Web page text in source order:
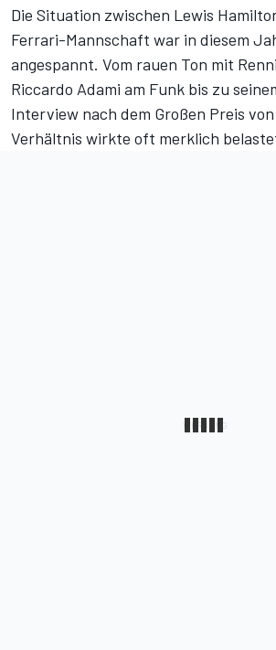
Die Situation zwischen Lewis
Ferrari-Mannschaft war in diesem
angespannt. Vom rauen Ton mit
Riccardo Adami am Funk bis zu
Interview nach dem Großen Preis
Verhältnis wirkte oft merklich